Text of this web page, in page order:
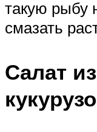
такую рыбу
смазать
Салат